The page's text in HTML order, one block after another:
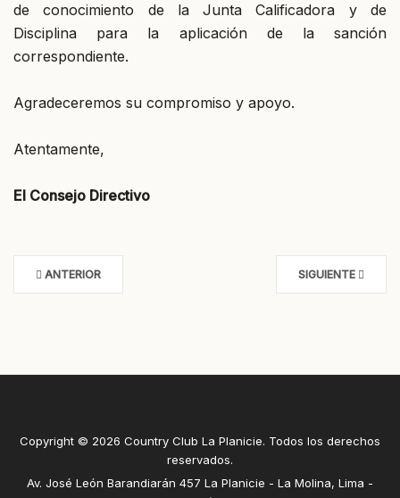
de conocimiento de la Junta Calificadora y de
Disciplina para la aplicación de la sanción
correspondiente.
Agradeceremos su compromiso y apoyo.
Atentamente,
El Consejo Directivo
ANTERIOR SIGUIENTE
Copyright © 2026 Country Club La Planicie. Todos los derechos
reservados.
Av. José León Barandiarán 457 La Planicie - La Molina, Lima -